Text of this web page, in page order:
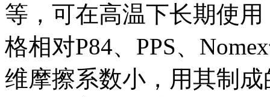
等，可在高温下长期使
格相对P84、PPS、
维摩擦系数小，用其制